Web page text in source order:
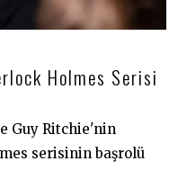
Holmes Serisi
Guy Ritchie'nin
serisinin başrolü